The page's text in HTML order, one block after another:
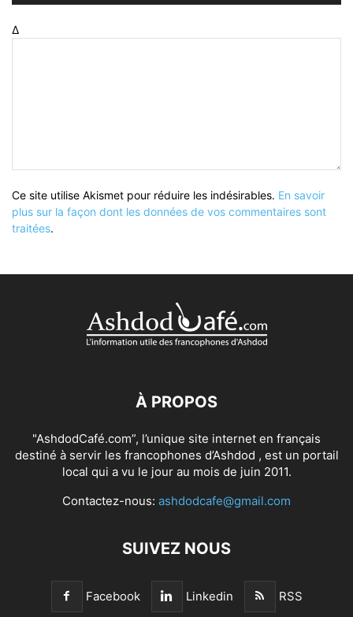
Δ
Ce site utilise Akismet pour réduire les indésirables. En savoir
plus sur la façon dont les données de vos commentaires sont
traitées.
À PROPOS
"AshdodCafé.com”, l’unique site internet en français
destiné à servir les francophones d’Ashdod , est un portail
local qui a vu le jour au mois de juin 2011.
Contactez-nous: ashdodcafe@gmail.com
SUIVEZ NOUS
Facebook Linkedin RSS